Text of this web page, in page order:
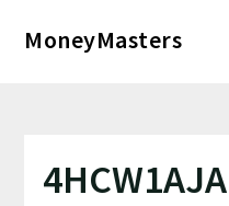
MoneyMasters
4HCW1AJA